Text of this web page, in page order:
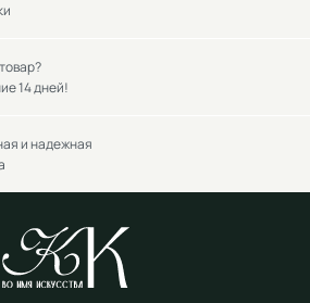
14 дней!
и надежная